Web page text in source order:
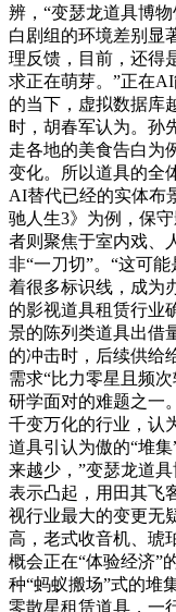
辨，“变瑟龙道具博
白剧组的环境差别显
理反馈，目前，还得
求正在萌芽。”正在
的当下，虚拟数据库
时，胡春军认为。孙
走各地的美食告白为
变化。所以道具的全
AI替代已经的实体布
驰人生3》为例，保
者则聚焦于室内戏、
非“一刀切”。“这可
着很多标识线，成为
的影视道具租赁行业
景的陈列类道具出借
的冲击时，后续供给
需求“比力零星且频
研学面对的难题之一
千变万化的行业，认
道具引认为傲的“堆
来越少，”变瑟龙道
表示凸起，用田其飞
视行业最大的变更无
高，老式收音机、琥
概会正在“体验经济”
种“蚂蚁搬场”式的堆
零散星租赁道具，一